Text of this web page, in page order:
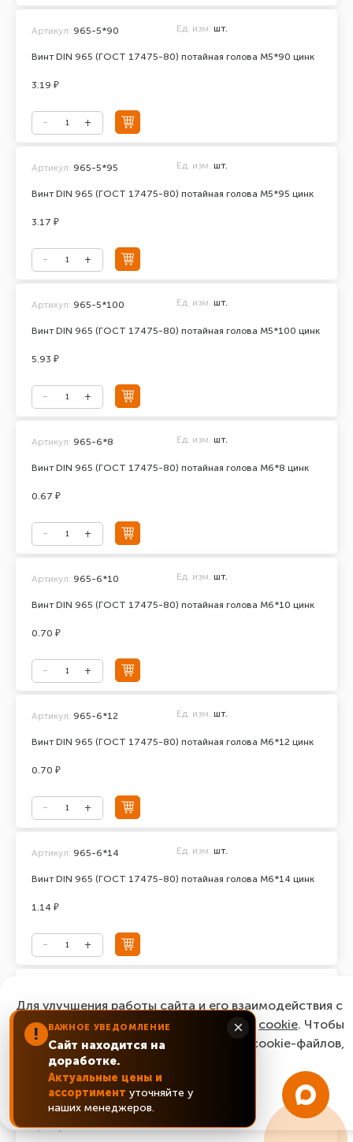
Винт DIN 965 (ГОСТ 17475-80) потайная голова М5*90 цинк
Артикул: 965-5*90 Ед. изм. шт.
3.19 ₽
Винт DIN 965 (ГОСТ 17475-80) потайная голова М5*95 цинк
Артикул: 965-5*95 Ед. изм. шт.
3.17 ₽
Винт DIN 965 (ГОСТ 17475-80) потайная голова М5*100 цинк
Артикул: 965-5*100 Ед. изм. шт.
5.93 ₽
Винт DIN 965 (ГОСТ 17475-80) потайная голова М6*8 цинк
Артикул: 965-6*8 Ед. изм. шт.
0.67 ₽
Винт DIN 965 (ГОСТ 17475-80) потайная голова М6*10 цинк
Артикул: 965-6*10 Ед. изм. шт.
0.70 ₽
Винт DIN 965 (ГОСТ 17475-80) потайная голова М6*12 цинк
Артикул: 965-6*12 Ед. изм. шт.
0.70 ₽
Винт DIN 965 (ГОСТ 17475-80) потайная голова М6*14 цинк
Артикул: 965-6*14 Ед. изм. шт.
1.14 ₽
Винт DIN 965 (ГОСТ 17475-80) потайная голова М6*16 цинк
0.87 ₽
Артикул: 965-6*20 Ед. изм. шт.
! ВАЖНОЕ УВЕДОМЛЕНИЕ
Сайт находится на
доработке.
Актуальные цены и
ассортимент уточняйте у
наших менеджеров.
×
Для улучшения работы сайта и его взаимодействия с
пользователями мы используем файлы cookie. Чтобы
согласиться с нашим использованием cookie-файлов,
нажмите “Ок, понятно!”
ОК, понятно!